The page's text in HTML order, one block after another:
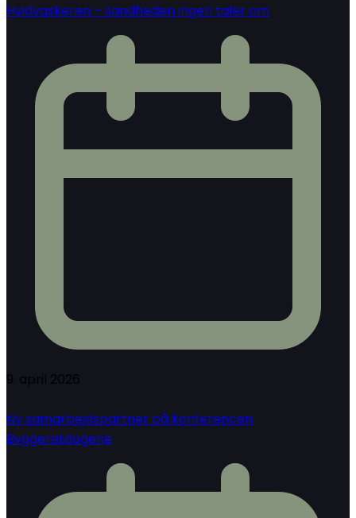
Hvidvaskeren – sandheden ingen taler om
9. april 2026
Ny samarbejdspartner på konferencen
Byggeretdagene